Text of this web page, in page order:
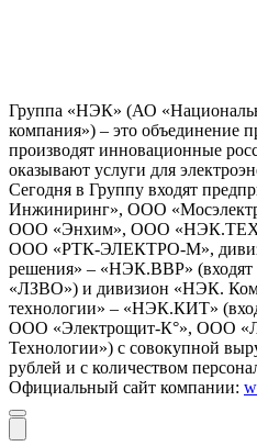
Группа «НЭК» (АО
компания») – это объединение
производят инновационные
оказывают услуги для
Сегодня в Группу входят
Инжиниринг», ООО
ООО «Энхим», ООО
ООО «РТК-ЭЛЕКТРО-М»,
решения» – «НЭК.ВВР»
«ЛЗВО») и дивизион «НЭК.
технологии» – «НЭК.КИТ»
ООО «Электрощит-К°», ООО
Технологии») с совокупной
рублей и с количеством
Официальный сайт компании: